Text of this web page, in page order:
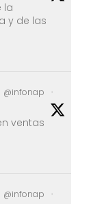
la
y de las
@infonap
·
ventas
@infonap
·